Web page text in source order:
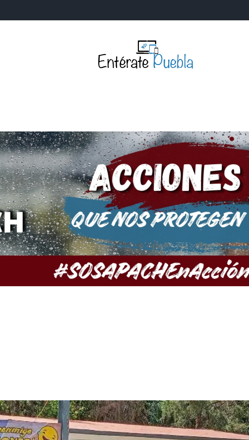
CIENCIA Y TECNOLOGÍA OPINIÓN SOCIEDAD ANUNCIOS